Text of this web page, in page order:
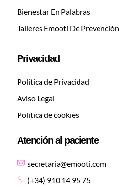
Bienestar En Palabras
Talleres Emooti De Prevención
Privacidad
Política de Privacidad
Aviso Legal
Política de cookies
Atención al paciente
secretaria@emooti.com
(+34) 910 14 95 75